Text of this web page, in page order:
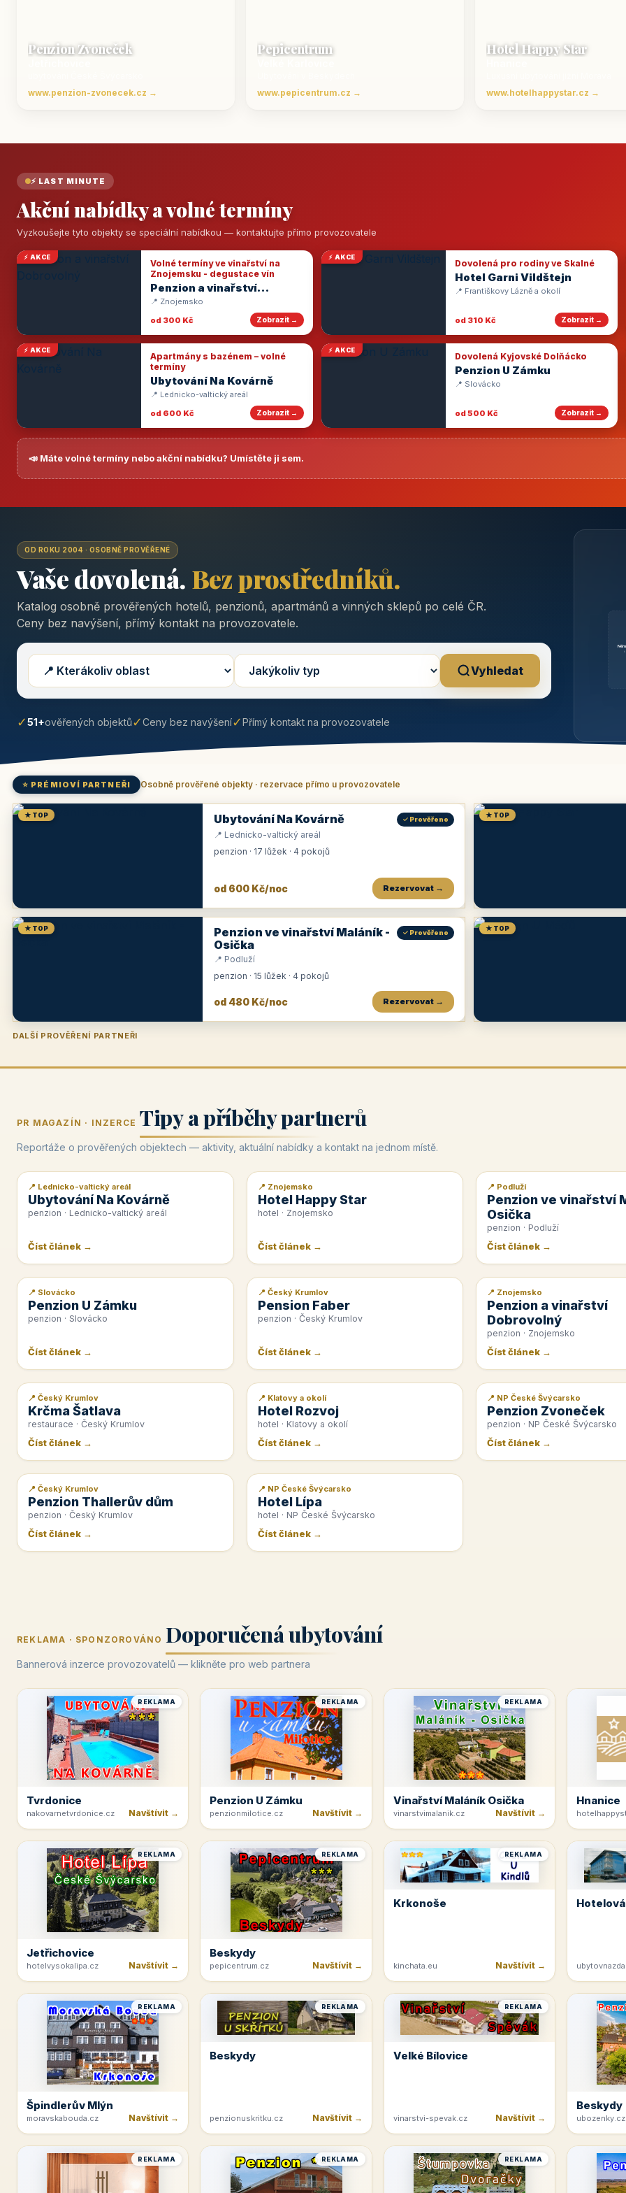
Penzion Zvoneček
www.penzion-zvonecek.cz →
Pepicentrum
www.pepicentrum.cz →
Hotel Happy Star
www.hotelhappystar.cz →
⚡ LAST MINUTE
Akční nabídky a volné termíny
Vyzkoušejte tyto objekty se speciální nabídkou — kontaktujte přímo provozovatele
⚡ AKCE
Volné termíny ve vinařství na
Znojemsku - degustace vín
Penzion a vinařství
Dobrovolný
📍 Znojemsko
od 300 Kč
Zobrazit →
⚡ AKCE
Dovolená pro rodiny ve Skalné
Hotel Garni Vildštejn
📍 Františkovy Lázně a okolí
od 310 Kč Zobrazit →
⚡ AKCE
Apartmány s bazénem – volné
termíny
Ubytování Na Kovárně
📍 Lednicko-valtický areál
od 600 Kč
Zobrazit →
⚡ AKCE
Dovolená Kyjovské Dolňácko
Penzion U Zámku
📍 Slovácko
od 500 Kč Zobrazit →
📣 Máte volné termíny nebo akční nabídku? Umístěte ji sem.
OD ROKU 2004 · OSOBNĚ PROVĚŘENÉ
Vaše dovolená. Bez prostředníků.
Katalog osobně prověřených hotelů, penzionů, apartmánů a vinných sklepů po celé ČR.
Ceny bez navýšení, přímý kontakt na provozovatele.
Vyhledat
✓51+ověřených objektů✓Ceny bez navýšení✓Přímý kontakt na provozovatele
⭐ PRÉMIOVÍ PARTNEŘI Osobně prověřené objekty · rezervace přímo u provozovatele
★ TOP Ubytování Na Kovárně ✓ Prověřeno
📍 Lednicko-valtický areál
penzion · 17 lůžek · 4 pokojů
od 600 Kč/noc Rezervovat →
★ TOP
★ TOP
Penzion ve vinařství Maláník -
Osička
✓ Prověřeno
📍 Podluží
penzion · 15 lůžek · 4 pokojů
od 480 Kč/noc Rezervovat →
★ TOP
DALŠÍ PROVĚŘENÍ PARTNEŘI
Penzion U Zámku Pension Faber
PR MAGAZÍN · INZERCE Tipy a příběhy partnerů
Reportáže o prověřených objektech — aktivity, aktuální nabídky a kontakt na jednom místě.
📰 PR článek
📍 Lednicko-valtický areál
Ubytování Na Kovárně
penzion · Lednicko-valtický areál
Číst článek →
📰 PR článek
📍 Znojemsko
Hotel Happy Star
hotel · Znojemsko
Číst článek →
📰 PR článek
📍 Podluží
Penzion ve vinařství
Osička
penzion · Podluží
Číst článek →
📰 PR článek
📍 Slovácko
Penzion U Zámku
penzion · Slovácko
Číst článek →
📰 PR článek
📍 Český Krumlov
Pension Faber
penzion · Český Krumlov
Číst článek →
📰 PR článek
📍 Znojemsko
Penzion a vinařství
Dobrovolný
penzion · Znojemsko
Číst článek →
📰 PR článek
📍 Český Krumlov
Krčma Šatlava
restaurace · Český Krumlov
Číst článek →
📰 PR článek
📍 Klatovy a okolí
Hotel Rozvoj
hotel · Klatovy a okolí
Číst článek →
📰 PR článek
📍 NP České Švýcarsko
Penzion Zvoneček
penzion · NP České Švýcarsko
Číst článek →
📰 PR článek
📍 Český Krumlov
Penzion Thallerův dům
penzion · Český Krumlov
Číst článek →
📰 PR článek
📍 NP České Švýcarsko
Hotel Lípa
hotel · NP České Švýcarsko
Číst článek →
REKLAMA · SPONZOROVÁNO Doporučená ubytování
Bannerová inzerce provozovatelů — klikněte pro web partnera
REKLAMA
Tvrdonice
nakovarnetvrdonice.cz Navštívit →
REKLAMA
Penzion U Zámku
penzionmilotice.cz Navštívit →
REKLAMA
Vinařství Maláník Osička
vinarstvimalanik.cz Navštívit →
Hnanice
REKLAMA
Jetřichovice
hotelvysokalipa.cz Navštívit →
REKLAMA
Beskydy
pepicentrum.cz Navštívit →
REKLAMA
Krkonoše
kinchata.eu Navštívit →
REKLAMA
Špindlerův Mlýn
moravskabouda.cz Navštívit →
REKLAMA
Beskydy
penzionuskritku.cz Navštívit →
REKLAMA
Velké Bílovice
vinarstvi-spevak.cz Navštívit →
Beskydy
ubozenky.cz
REKLAMA REKLAMA REKLAMA